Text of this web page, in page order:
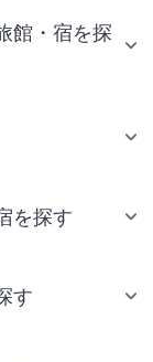
館・宿を探
を探す
す